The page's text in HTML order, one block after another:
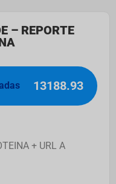
– REPORTE
13188.93
+ URL A